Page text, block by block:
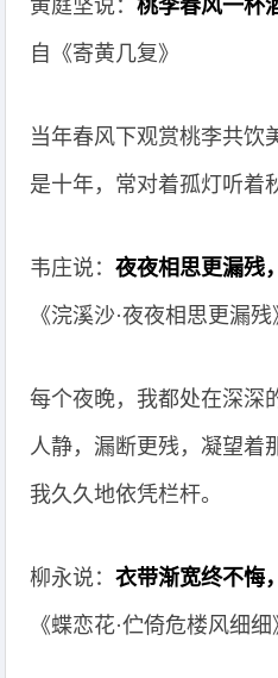
黄庭坚说：桃李春风一杯
自《寄黄几复》
当年春风下观赏桃李共饮
是十年，常对着孤灯听着
韦庄说：夜夜相思更漏残
《浣溪沙·夜夜相思更漏残
每个夜晚，我都处在深深
人静，漏断更残，凝望着
我久久地依凭栏杆。
柳永说：衣带渐宽终不悔
《蝶恋花·伫倚危楼风细细